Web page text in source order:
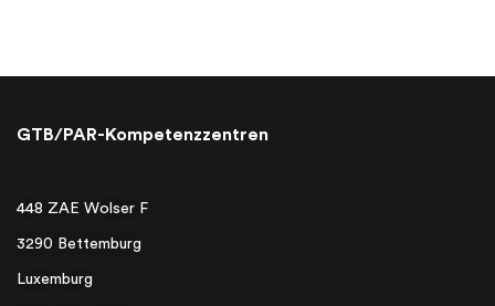
GTB/PAR-Kompetenzzentren
448 ZAE Wolser F
3290 Bettemburg
Luxemburg